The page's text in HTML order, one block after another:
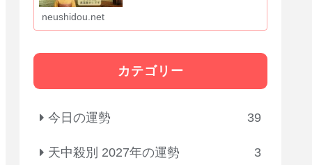
「喜」は、喜びや祝福を分かち合
neushidou.net
カテゴリー
今日の運勢 39
天中殺別 2027年の運勢 3